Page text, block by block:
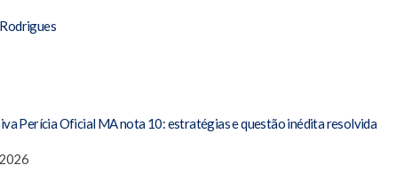
Perícia Oficial MA nota 10: estratégias e questão inédita resolvida